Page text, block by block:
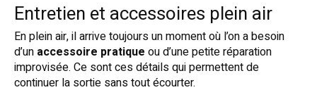
Entretien et accessoires plein air
En plein air, il arrive toujours un moment où l’on a besoin
d’un accessoire pratique ou d’une petite réparation
improvisée. Ce sont ces détails qui permettent de
continuer la sortie sans tout écourter.